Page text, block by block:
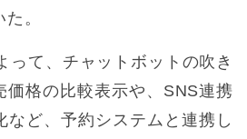
。
って、チャットボットの吹き
価格の比較表示や、SNS連携
など、予約システムと連携し